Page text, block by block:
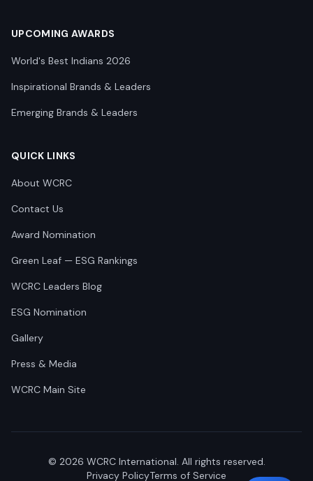
UPCOMING AWARDS
World's Best Indians 2026
Inspirational Brands & Leaders
Emerging Brands & Leaders
QUICK LINKS
About WCRC
Contact Us
Award Nomination
Green Leaf — ESG Rankings
WCRC Leaders Blog
ESG Nomination
Gallery
Press & Media
WCRC Main Site
© 2026 WCRC International. All rights reserved.
Privacy PolicyTerms of Service